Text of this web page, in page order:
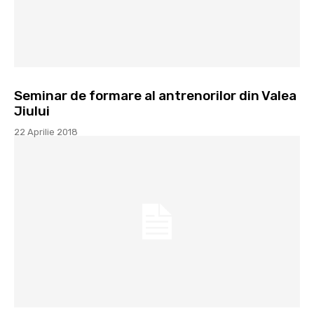
Seminar de formare al antrenorilor din Valea
Jiului
22 Aprilie 2018